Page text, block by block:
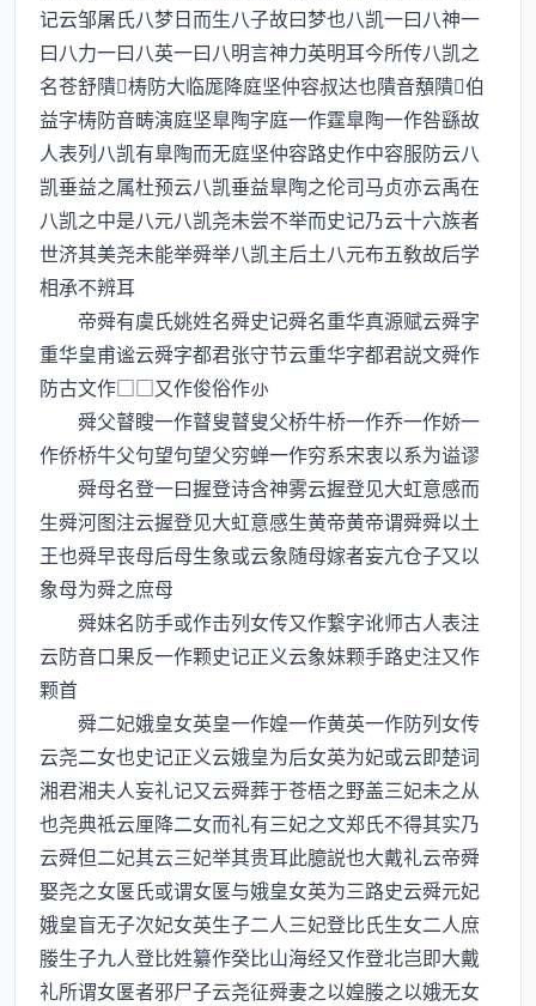
记云邹屠氏八梦日而生八子故曰梦也八凯一曰八神一
曰八力一曰八英一曰八明言神力英明耳今所传八凯之
名苍舒隤梼防大临厖降庭坚仲容叔达也隤音頺隤伯
益字梼防音畴演庭坚臯陶字庭一作霆臯陶一作咎繇故
人表列八凯有臯陶而无庭坚仲容路史作中容服防云八
凯垂益之属杜预云八凯垂益臯陶之伦司马贞亦云禹在
八凯之中是八元八凯尧未尝不举而史记乃云十六族者
世济其美尧未能举舜举八凯主后土八元布五敎故后学
相承不辨耳
帝舜有虞氏姚姓名舜史记舜名重华真源赋云舜字
重华皇甫谧云舜字都君张守节云重华字都君説文舜作
防古文作□□又作俊俗作
舜父瞽瞍一作瞽叟瞽叟父桥牛桥一作乔一作娇一
作侨桥牛父句望句望父穷蝉一作穷系宋衷以系为谥谬
舜母名登一曰握登诗含神雾云握登见大虹意感而
生舜河图注云握登见大虹意感生黄帝黄帝谓舜舜以土
王也舜早丧母后母生象或云象随母嫁者妄亢仓子又以
象母为舜之庶母
舜妹名防手或作击列女传又作繋字讹师古人表注
云防音口果反一作颗史记正义云象妹颗手路史注又作
颗首
舜二妃娥皇女英皇一作媓一作黄英一作防列女传
云尧二女也史记正义云娥皇为后女英为妃或云即楚词
湘君湘夫人妄礼记又云舜葬于苍梧之野盖三妃未之从
也尧典祗云厘降二女而礼有三妃之文郑氏不得其实乃
云舜但二妃其云三妃举其贵耳此臆説也大戴礼云帝舜
娶尧之女匽氏或谓女匽与娥皇女英为三路史云舜元妃
娥皇盲无子次妃女英生子二人三妃登比氏生女二人庶
媵生子九人登比姓纂作癸比山海经又作登北岂即大戴
礼所谓女匽者邪尸子云尧征舜妻之以媓媵之以娥无女